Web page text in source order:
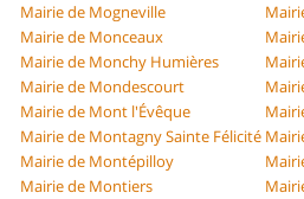
Mairie de Mogneville
Mairie de Monceaux
Mairie de Monchy Humières
Mairie de Mondescourt
Mairie de Mont l'Évêque
Mairie de Montagny Sainte Félicité
Mairie de Montépilloy
Mairie de Montiers